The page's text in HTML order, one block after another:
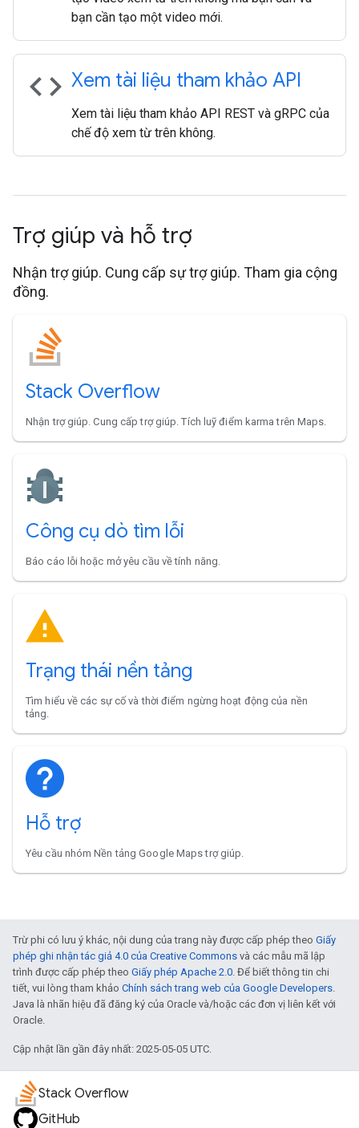
bạn cần tạo một video mới.
code Xem tài liệu tham khảo API
Xem tài liệu tham khảo API REST và gRPC của
chế độ xem từ trên không.
Trợ giúp và hỗ trợ
Nhận trợ giúp. Cung cấp sự trợ giúp. Tham gia cộng
đồng.
Stack Overflow
Nhận trợ giúp. Cung cấp trợ giúp. Tích luỹ điểm karma trên Maps.
Công cụ dò tìm lỗi
Báo cáo lỗi hoặc mở yêu cầu về tính năng.
Trạng thái nền tảng
Tìm hiểu về các sự cố và thời điểm ngừng hoạt động của nền
tảng.
Hỗ trợ
Yêu cầu nhóm Nền tảng Google Maps trợ giúp.
Trừ phi có lưu ý khác, nội dung của trang này được cấp phép theo Giấy
phép ghi nhận tác giả 4.0 của Creative Commons và các mẫu mã lập
trình được cấp phép theo Giấy phép Apache 2.0. Để biết thông tin chi
tiết, vui lòng tham khảo Chính sách trang web của Google Developers.
Java là nhãn hiệu đã đăng ký của Oracle và/hoặc các đơn vị liên kết với
Oracle.
Cập nhật lần gần đây nhất: 2025-05-05 UTC.
Stack Overflow
GitHub